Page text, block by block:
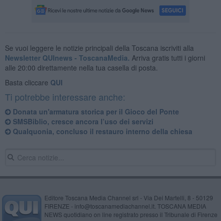
Se vuoi leggere le notizie principali della Toscana iscriviti alla
Newsletter QUInews - ToscanaMedia. Arriva gratis tutti i giorni
alle 20:00 direttamente nella tua casella di posta.
Basta cliccare QUI
Ti potrebbe interessare anche:
Donata un'armatura storica per il Gioco del Ponte
SMSBiblio, cresce ancora l’uso dei servizi
Qualquonia, concluso il restauro interno della chiesa
Editore Toscana Media Channel srl - Via Dei Martelli, 8 - 50129
FIRENZE - info@toscanamediachannel.it. TOSCANA MEDIA
NEWS quotidiano on line registrato presso il Tribunale di Firenze